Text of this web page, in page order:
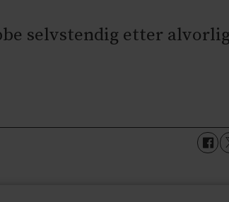
selvstendig etter alvorlig